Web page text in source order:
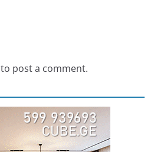
to post a comment.